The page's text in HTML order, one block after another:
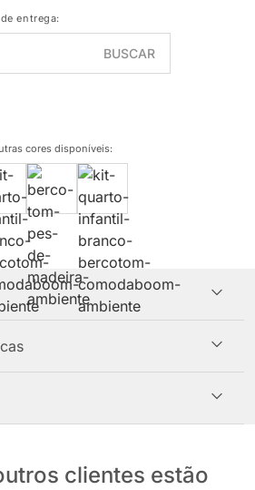
entrega:
BUSCAR
cores disponíveis:
clientes estão